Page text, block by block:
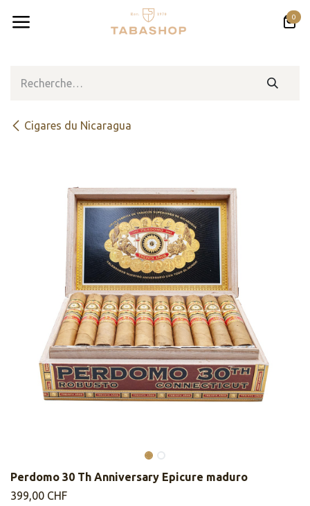
0
Cigares du Nicaragua
Perdomo 30 Th Anniversary Epicure maduro
399,00 CHF